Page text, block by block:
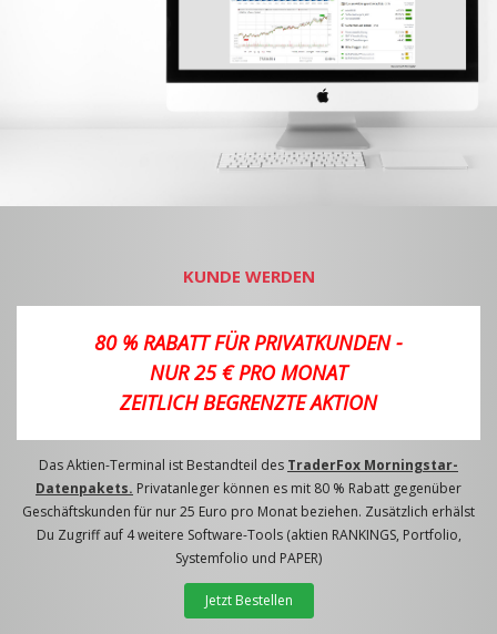
KUNDE WERDEN
80 % RABATT FÜR PRIVATKUNDEN -
NUR 25 € PRO MONAT
ZEITLICH BEGRENZTE AKTION
Das Aktien-Terminal ist Bestandteil des TraderFox Morningstar-
Datenpakets. Privatanleger können es mit 80 % Rabatt gegenüber
Geschäftskunden für nur 25 Euro pro Monat beziehen. Zusätzlich erhälst
Du Zugriff auf 4 weitere Software-Tools (aktien RANKINGS, Portfolio,
Systemfolio und PAPER)
Jetzt Bestellen